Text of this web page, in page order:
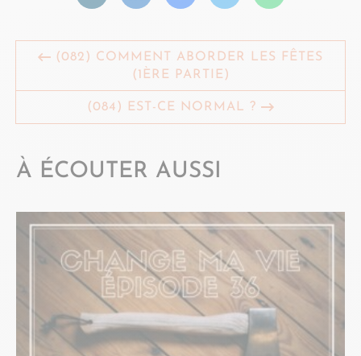
(082) COMMENT ABORDER LES FÊTES
(1ÈRE PARTIE)
(084) EST-CE NORMAL ?
À ÉCOUTER AUSSI